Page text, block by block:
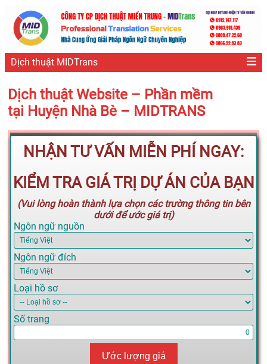
Dịch thuật MIDTrans
Dịch thuật Website – Phần mềm
tại Huyện Nhà Bè – MIDTRANS
NHẬN TƯ VẤN MIỄN PHÍ NGAY:
KIỂM TRA GIÁ TRỊ DỰ ÁN CỦA BẠN
(Vui lòng hoàn thành lựa chọn các trường thông tin bên
dưới để ước giá trị)
Ngôn ngữ nguồn
Ngôn ngữ đích
Loại hồ sơ
Số trang
Ước lượng giá